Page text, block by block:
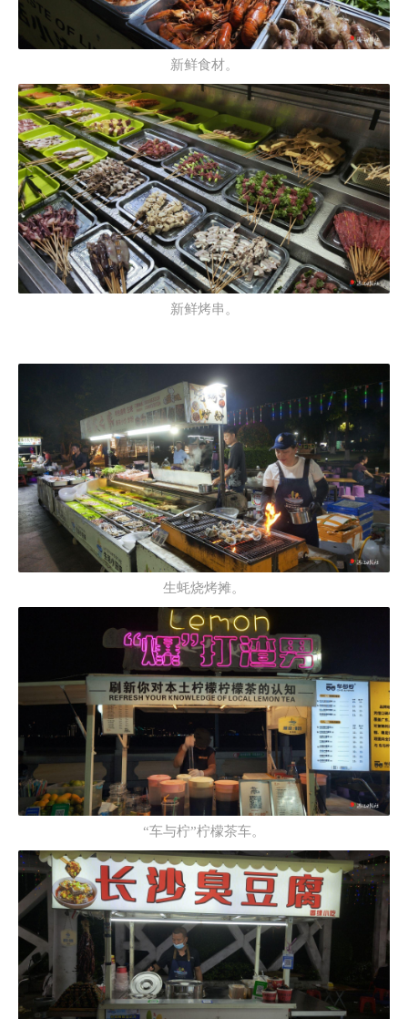
新鲜食材。
新鲜烤串。
生蚝烧烤摊。
“车与柠”柠檬茶车。